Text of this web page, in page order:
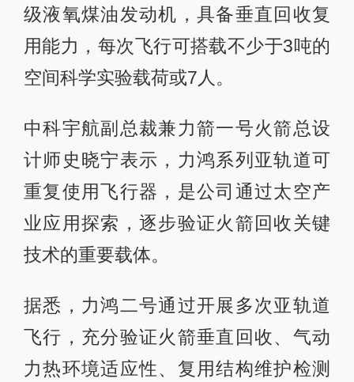
级液氧煤油发动机，具备垂直回收复
用能力，每次飞行可搭载不少于3吨的
空间科学实验载荷或7人。
中科宇航副总裁兼力箭一号火箭总设
计师史晓宁表示，力鸿系列亚轨道可
重复使用飞行器，是公司通过太空产
业应用探索，逐步验证火箭回收关键
技术的重要载体。
据悉，力鸿二号通过开展多次亚轨道
飞行，充分验证火箭垂直回收、气动
力热环境适应性、复用结构维护检测